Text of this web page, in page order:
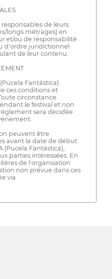
de leurs
longs métrages) en
et/ou de responsabilité
d'ordre juridictionnel
de leur contenu.
Fantástica)
ces conditions et
circonstance
le festival et non
sera décidée
peuvent être
avant la date de début
(Pucela Fantástica),
parties intéressées. En
de l'organisation
non prévue dans ces
via